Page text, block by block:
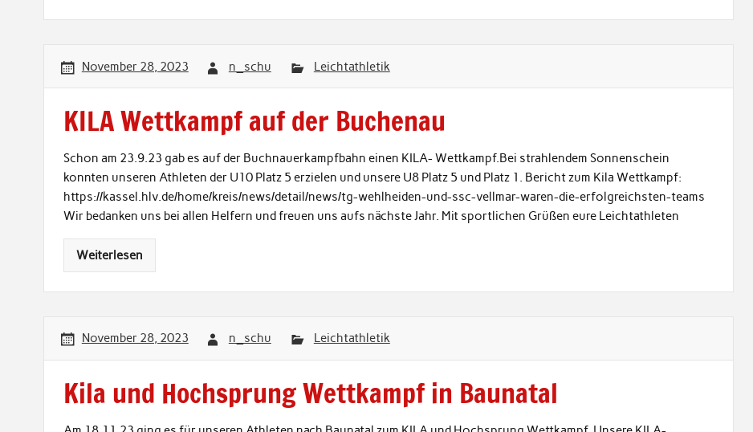
November 28, 2023 n_schu Leichtathletik
KILA Wettkampf auf der Buchenau
Schon am 23.9.23 gab es auf der Buchnauerkampfbahn einen KILA- Wettkampf.Bei strahlendem Sonnenschein
konnten unseren Athleten der U10 Platz 5 erzielen und unsere U8 Platz 5 und Platz 1. Bericht zum Kila Wettkampf:
https://kassel.hlv.de/home/kreis/news/detail/news/tg-wehlheiden-und-ssc-vellmar-waren-die-erfolgreichsten-teams
Wir bedanken uns bei allen Helfern und freuen uns aufs nächste Jahr. Mit sportlichen Grüßen eure Leichtathleten
Weiterlesen
November 28, 2023 n_schu Leichtathletik
Kila und Hochsprung Wettkampf in Baunatal